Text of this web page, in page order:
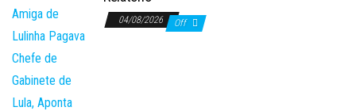
04/08/2026 Off